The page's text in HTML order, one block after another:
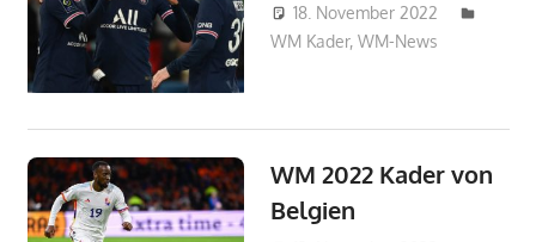
18. November 2022
WM Kader,WM-News
WM 2022 Kader von
Belgien